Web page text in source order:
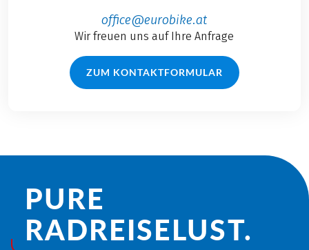
office@eurobike.at
Wir freuen uns auf Ihre Anfrage
ZUM KONTAKTFORMULAR
PURE
RADREISE­LUST.